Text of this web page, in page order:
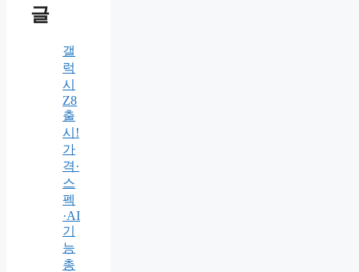
글
갤
럭
시
Z8
출
시!
가
격·
스
펙
·AI
기
능
총